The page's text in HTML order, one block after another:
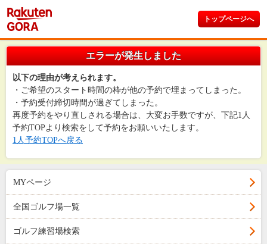
トップページへ
エラーが発生しました
以下の理由が考えられます。
・ご希望のスタート時間の枠が他の予約で埋まってしまった。
・予約受付締切時間が過ぎてしまった。
再度予約をやり直しされる場合は、大変お手数ですが、下記1人
予約TOPより検索をして予約をお願いいたします。
1人予約TOPへ戻る
MYページ
全国ゴルフ場一覧
ゴルフ練習場検索